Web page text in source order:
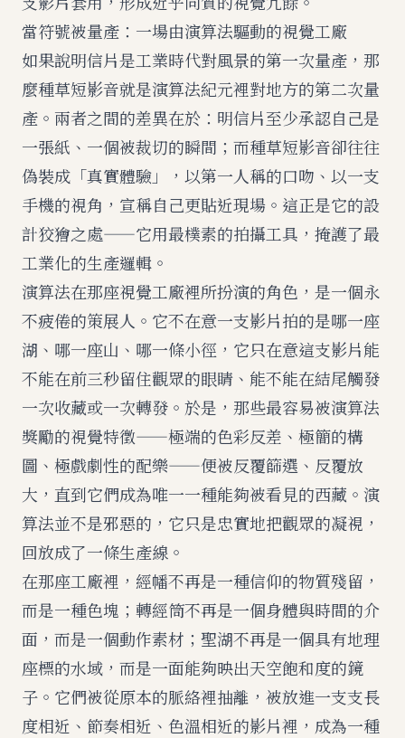
當符號被量產：一場由演算法驅動的視覺工廠
如果說明信片是工業時代對風景的第一次量產，那
麼種草短影音就是演算法紀元裡對地方的第二次量
產。兩者之間的差異在於：明信片至少承認自己是
一張紙、一個被裁切的瞬間；而種草短影音卻往往
偽裝成「真實體驗」，以第一人稱的口吻、以一支
手機的視角，宣稱自己更貼近現場。這正是它的設
計狡獪之處——它用最樸素的拍攝工具，掩護了最
工業化的生產邏輯。
演算法在那座視覺工廠裡所扮演的角色，是一個永
不疲倦的策展人。它不在意一支影片拍的是哪一座
湖、哪一座山、哪一條小徑，它只在意這支影片能
不能在前三秒留住觀眾的眼睛、能不能在結尾觸發
一次收藏或一次轉發。於是，那些最容易被演算法
獎勵的視覺特徵——極端的色彩反差、極簡的構
圖、極戲劇性的配樂——便被反覆篩選、反覆放
大，直到它們成為唯一一種能夠被看見的西藏。演
算法並不是邪惡的，它只是忠實地把觀眾的凝視，
回放成了一條生產線。
在那座工廠裡，經幡不再是一種信仰的物質殘留，
而是一種色塊；轉經筒不再是一個身體與時間的介
面，而是一個動作素材；聖湖不再是一個具有地理
座標的水域，而是一面能夠映出天空飽和度的鏡
子。它們被從原本的脈絡裡抽離，被放進一支支長
度相近、節奏相近、色溫相近的影片裡，成為一種